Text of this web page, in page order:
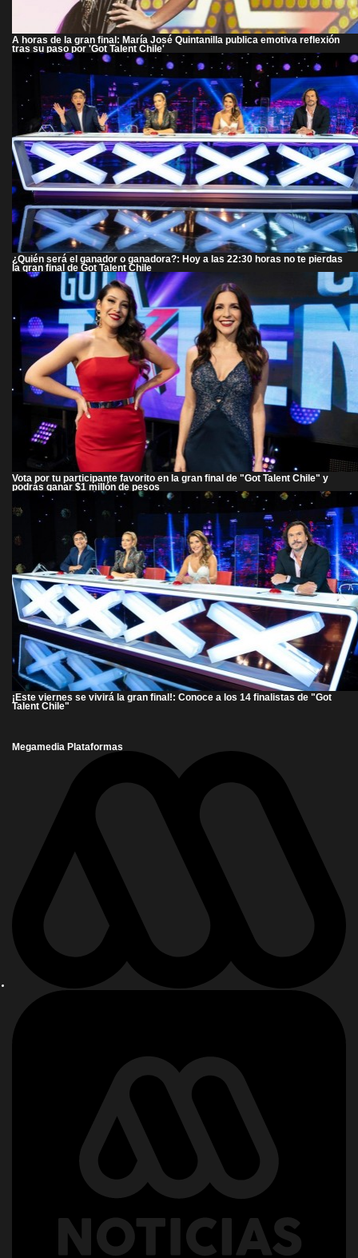
A horas de la gran final: María José Quintanilla publica emotiva reflexión
tras su paso por 'Got Talent Chile'
¿Quién será el ganador o ganadora?: Hoy a las 22:30 horas no te pierdas
la gran final de Got Talent Chile
Vota por tu participante favorito en la gran final de "Got Talent Chile" y
podrás ganar $1 millón de pesos
¡Este viernes se vivirá la gran final!: Conoce a los 14 finalistas de "Got
Talent Chile"
Megamedia Plataformas